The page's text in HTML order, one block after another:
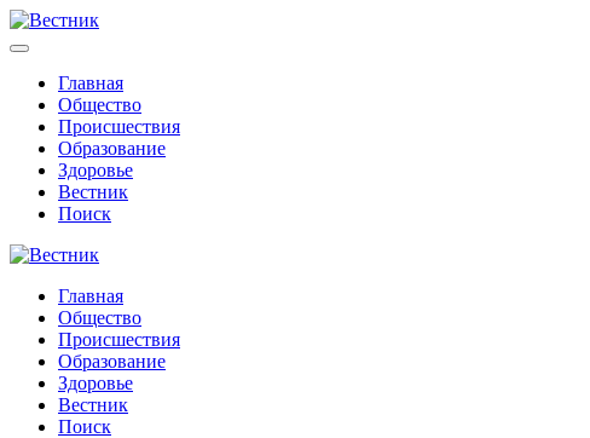
Главная
Общество
Происшествия
Образование
Здоровье
Вестник
Поиск
Главная
Общество
Происшествия
Образование
Здоровье
Вестник
Поиск